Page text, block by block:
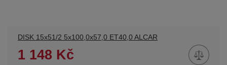
DISK 15x51/2 5x100,0x57,0 ET40,0 ALCAR
1 148 Kč